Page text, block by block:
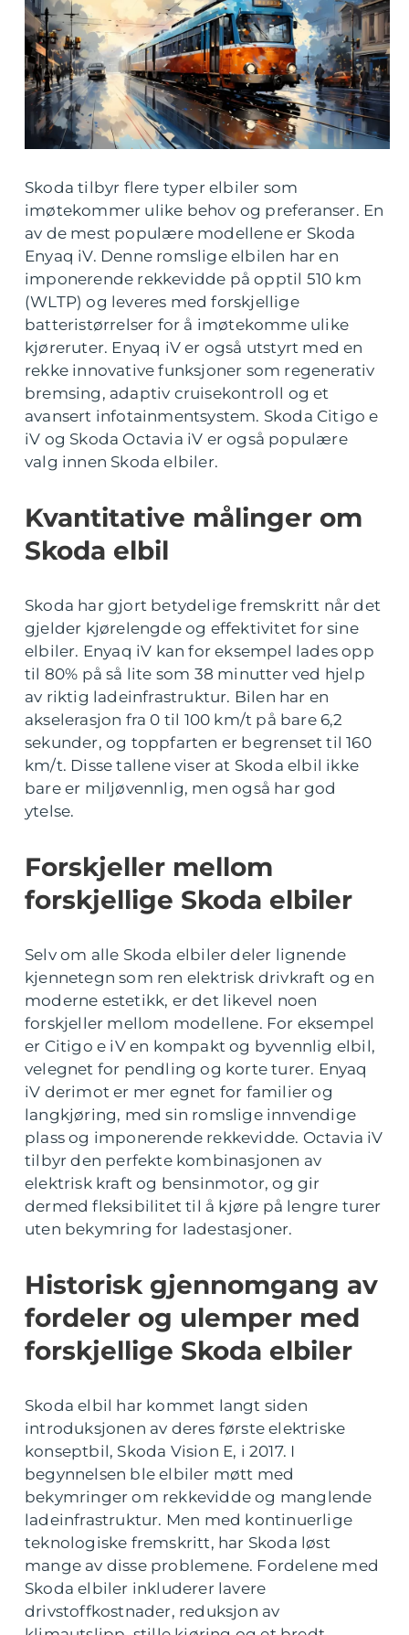
Skoda tilbyr flere typer elbiler som
imøtekommer ulike behov og preferanser. En
av de mest populære modellene er Skoda
Enyaq iV. Denne romslige elbilen har en
imponerende rekkevidde på opptil 510 km
(WLTP) og leveres med forskjellige
batteristørrelser for å imøtekomme ulike
kjøreruter. Enyaq iV er også utstyrt med en
rekke innovative funksjoner som regenerativ
bremsing, adaptiv cruisekontroll og et
avansert infotainmentsystem. Skoda Citigo e
iV og Skoda Octavia iV er også populære
valg innen Skoda elbiler.
Kvantitative målinger om
Skoda elbil
Skoda har gjort betydelige fremskritt når det
gjelder kjørelengde og effektivitet for sine
elbiler. Enyaq iV kan for eksempel lades opp
til 80% på så lite som 38 minutter ved hjelp
av riktig ladeinfrastruktur. Bilen har en
akselerasjon fra 0 til 100 km/t på bare 6,2
sekunder, og toppfarten er begrenset til 160
km/t. Disse tallene viser at Skoda elbil ikke
bare er miljøvennlig, men også har god
ytelse.
Forskjeller mellom
forskjellige Skoda elbiler
Selv om alle Skoda elbiler deler lignende
kjennetegn som ren elektrisk drivkraft og en
moderne estetikk, er det likevel noen
forskjeller mellom modellene. For eksempel
er Citigo e iV en kompakt og byvennlig elbil,
velegnet for pendling og korte turer. Enyaq
iV derimot er mer egnet for familier og
langkjøring, med sin romslige innvendige
plass og imponerende rekkevidde. Octavia iV
tilbyr den perfekte kombinasjonen av
elektrisk kraft og bensinmotor, og gir
dermed fleksibilitet til å kjøre på lengre turer
uten bekymring for ladestasjoner.
Historisk gjennomgang av
fordeler og ulemper med
forskjellige Skoda elbiler
Skoda elbil har kommet langt siden
introduksjonen av deres første elektriske
konseptbil, Skoda Vision E, i 2017. I
begynnelsen ble elbiler møtt med
bekymringer om rekkevidde og manglende
ladeinfrastruktur. Men med kontinuerlige
teknologiske fremskritt, har Skoda løst
mange av disse problemene. Fordelene med
Skoda elbiler inkluderer lavere
drivstoffkostnader, reduksjon av